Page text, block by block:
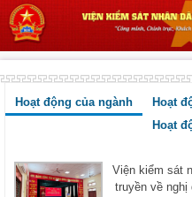
Hoạt động của ngành
Hoạt
Hoạt
Viện kiểm sát
truyền về nghị